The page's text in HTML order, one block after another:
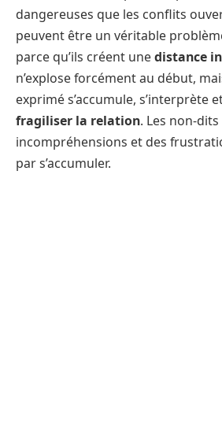
dangereuses que les conflits
peuvent être un véritable
parce qu’ils créent unedistance
n’explose forcément au début,
exprimé s’accumule, s’interprète
fragiliser la relation. Les non-
incompréhensions et des
par s’accumuler.